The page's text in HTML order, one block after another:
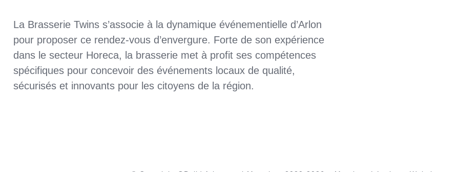
La Brasserie Twins s’associe à la dynamique événementielle d’Arlon
pour proposer ce rendez-vous d’envergure. Forte de son expérience
dans le secteur Horeca, la brasserie met à profit ses compétences
spécifiques pour concevoir des événements locaux de qualité,
sécurisés et innovants pour les citoyens de la région.